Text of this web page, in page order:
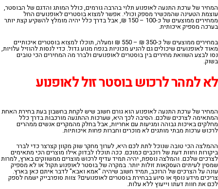
המחיר של ערכת התנעה לאופנוע תלוי בהרבה גורמים, כולל המותג והדגם של הבוסטר,
עוצמת הטעינה שהמכשיר מספק וכולי. אפשר למצוא בוסטרים לאופנועים החל
ממחירים ממוצעים של כ-100 – 150 ₪, אבל בדרך כלל יהיה מומלץ להשקיע קצת יותר
בערכה מספיק איכותית.
במחירים ממוצעים של כ-350 ₪ – 550 ₪ ומעלה, תוכלו למצוא בוסטרים איכותיים
מאוד לאופנועים שיכולים גם להניע מכוניות בנפח מנוע גדול. כדי לנסות להוזיל עלויות,
נסו לבצע השוואת מחירים בין בוסטרים לאופנועים ולברר מה המחירים הכי טובים
בשוק.
לא למהר לרכוש בוסטר זול לאופנוע
המחיר של ערכת התנעה לאופנוע הוא גורם חשוב שיש לקחת בחשבון בעת בחירת האחת
המתאימה לצרכים שלכם. הסיבה לכך היא, שערכות ההתנעה מורכבות בדרך כלל
מחלקים באיכות גבוהה ומגיעות עם אחריות, אבל בחלק מהמקרים אנשים ממהרים
לרכוש ערכות מבתי מותגים לא מוכרים וחברות פחות איכותיות.
ההמלצה הכי טובה שנוכל לתת לכם היא, לערוך מחקר שוק מקוון קצרצר כדי לברר
ביקורות וחוות דעת של רוכבים כמוכם. ככה תוכלו לבדוק אילו מוצרים הכי מתאימים
לצרכים שלכם. והמלצה נוספת, יהיה תמיד עדיף לרכוש מוצרים ממשווקים בארץ, למרות
שמסין לעיתים העסקאות זולות יותר. במקרה של בוסטר לאופנוע תקול או לא מספיק
עונה על הצרכים של הרוכב, תמיד חשוב שיהיה "אמא ואבא" לדבר איתם כאן בארץ.
צריכים מידע נוסף או סיוע בבחירת בוסטרים לאופנועים? צוות סופרבייק ישמח לספק
לכם את חוות דעתו וייעוץ ללא עלות.